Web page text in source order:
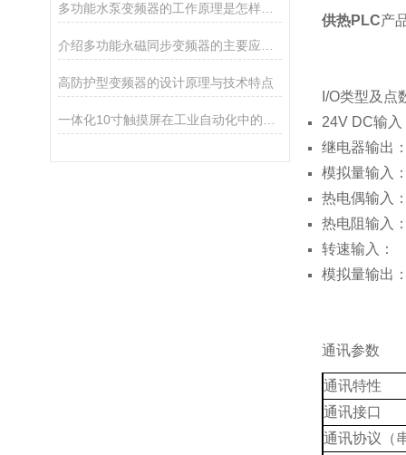
多功能水泵变频器的工作原理是怎样的？
高防护型变频器的设计原理与技术特点
供热PLC产
I/O类型及点
24V DC输入
继电器输出
模拟量输入
热电偶输入
热电阻输入
转速输入
模拟量输出
通讯参数
通讯特性
通讯接口
通讯协议（